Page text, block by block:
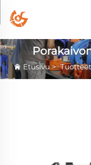
Etusivu>Tuotteet